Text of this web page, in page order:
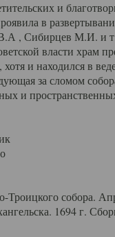
и
в
, Сибирцев М.И. и
власти храм
и находился в
за сломом
и
собора.
1694 г.